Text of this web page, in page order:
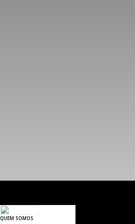
QUEM SOMOS